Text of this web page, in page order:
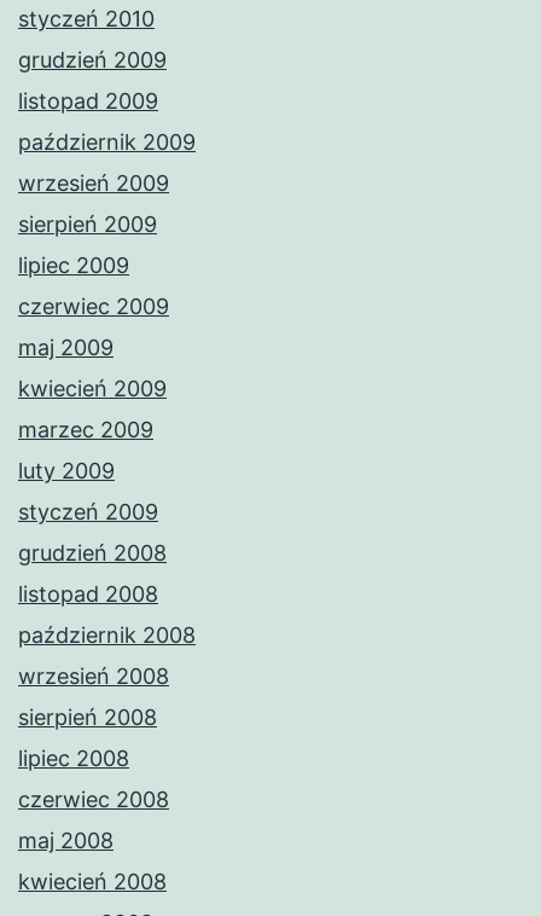
styczeń 2010
grudzień 2009
listopad 2009
październik 2009
wrzesień 2009
sierpień 2009
lipiec 2009
czerwiec 2009
maj 2009
kwiecień 2009
marzec 2009
luty 2009
styczeń 2009
grudzień 2008
listopad 2008
październik 2008
wrzesień 2008
sierpień 2008
lipiec 2008
czerwiec 2008
maj 2008
kwiecień 2008